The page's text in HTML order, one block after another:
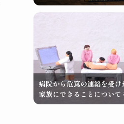
病院から危篤の連絡を受け
家族にできることについて